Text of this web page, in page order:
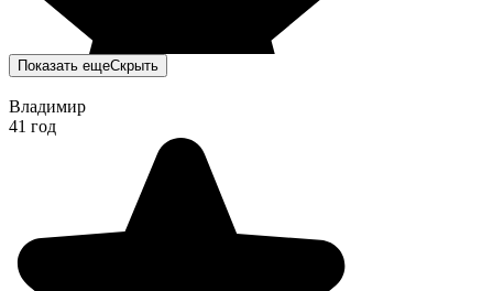
Показать ещеСкрыть
Владимир
41 год